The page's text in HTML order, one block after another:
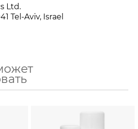
Ltd.
Tel-Aviv, Israel